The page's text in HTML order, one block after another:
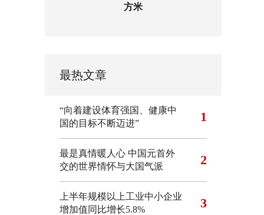
方米
最热文章
“向着建设体育强国、健康中
国的目标不断迈进”
1
最是真情暖人心 中国元首外
交的世界情怀与大国气派
2
上半年规模以上工业中小企业
增加值同比增长5.8%
3